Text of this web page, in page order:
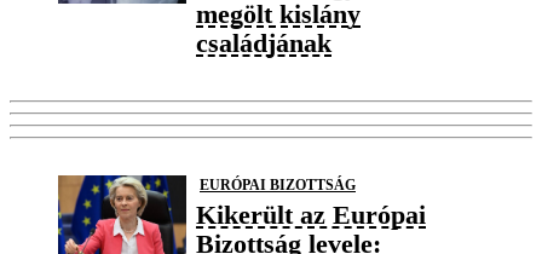
megölt kislány
családjának
EURÓPAI BIZOTTSÁG
Kikerült az Európai
Bizottság levele: